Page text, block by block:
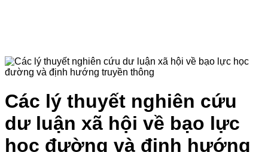
Các lý thuyết nghiên cứu
dư luận xã hội về bạo lực
học đường và định hướng